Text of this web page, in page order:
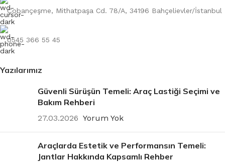
Çobançeşme, Mithatpaşa Cd. 78/A, 34196 Bahçelievler/İstanbul
0545 366 55 45
Yazılarımız
Güvenli Sürüşün Temeli: Araç Lastiği Seçimi ve
Bakım Rehberi
27.03.2026 Yorum Yok
Araçlarda Estetik ve Performansın Temeli:
Jantlar Hakkında Kapsamlı Rehber